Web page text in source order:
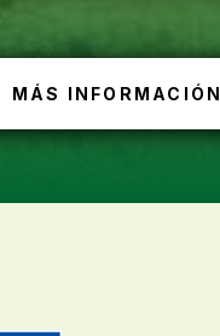
MÁS INFORMACIÓN